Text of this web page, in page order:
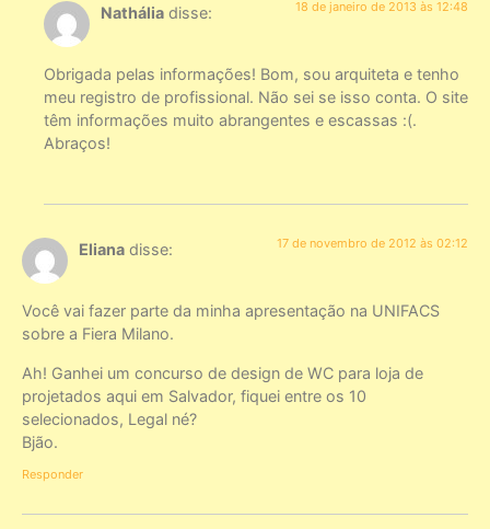
Nathália disse: 18 de janeiro de 2013 às 12:48
Obrigada pelas informações! Bom, sou arquiteta e tenho
meu registro de profissional. Não sei se isso conta. O site
têm informações muito abrangentes e escassas :(.
Abraços!
Eliana disse: 17 de novembro de 2012 às 02:12
Você vai fazer parte da minha apresentação na UNIFACS
sobre a Fiera Milano.
Ah! Ganhei um concurso de design de WC para loja de
projetados aqui em Salvador, fiquei entre os 10
selecionados, Legal né?
Bjão.
Responder